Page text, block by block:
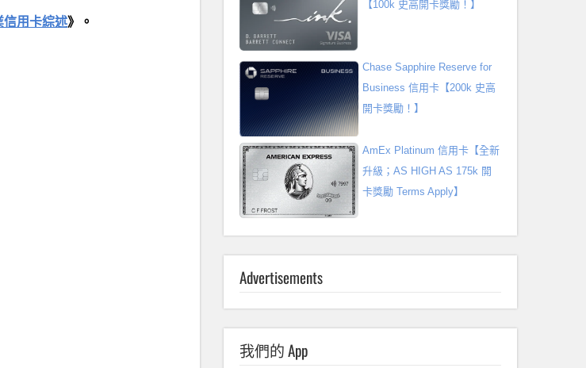
信用卡綜述》。
【100k 史高開卡獎勵！】
Chase Sapphire Reserve for
Business 信用卡【200k 史高
開卡獎勵！】
AmEx Platinum 信用卡【全新
升級；AS HIGH AS 175k 開
卡獎勵 Terms Apply】
Advertisements
我們的 App